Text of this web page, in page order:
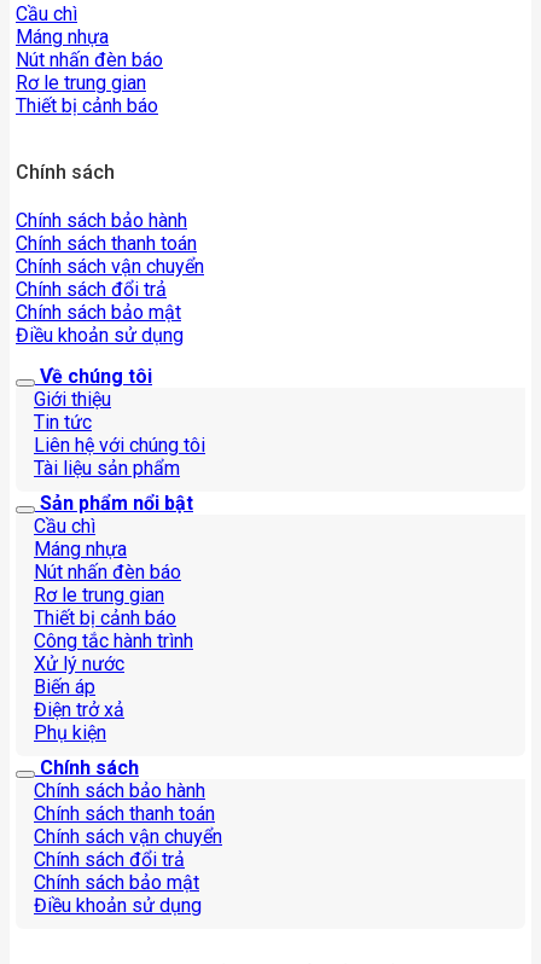
Cầu chì
Máng nhựa
Nút nhấn đèn báo
Rơ le trung gian
Thiết bị cảnh báo
Chính sách
Chính sách bảo hành
Chính sách thanh toán
Chính sách vận chuyển
Chính sách đổi trả
Chính sách bảo mật
Điều khoản sử dụng
Về chúng tôi
Giới thiệu
Tin tức
Liên hệ với chúng tôi
Tài liệu sản phẩm
Sản phẩm nổi bật
Cầu chì
Máng nhựa
Nút nhấn đèn báo
Rơ le trung gian
Thiết bị cảnh báo
Công tắc hành trình
Xử lý nước
Biến áp
Điện trở xả
Phụ kiện
Chính sách
Chính sách bảo hành
Chính sách thanh toán
Chính sách vận chuyển
Chính sách đổi trả
Chính sách bảo mật
Điều khoản sử dụng